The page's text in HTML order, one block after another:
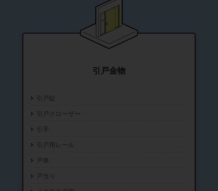
引戸金物
引戸錠
引戸クローザー
引手
引戸用レール
戸車
戸当り